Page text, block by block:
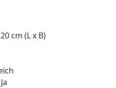
cm (L x B)